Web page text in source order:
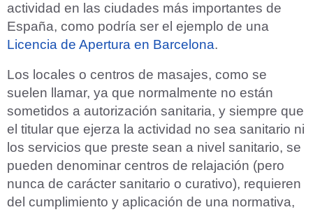
actividad en las ciudades más importantes de
España, como podría ser el ejemplo de una
Licencia de Apertura en Barcelona.
Los locales o centros de masajes, como se
suelen llamar, ya que normalmente no están
sometidos a autorización sanitaria, y siempre que
el titular que ejerza la actividad no sea sanitario ni
los servicios que preste sean a nivel sanitario, se
pueden denominar centros de relajación (pero
nunca de carácter sanitario o curativo), requieren
del cumplimiento y aplicación de una normativa,